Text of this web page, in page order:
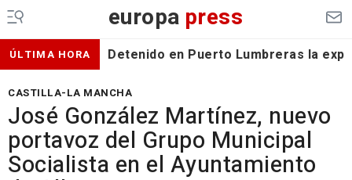
europa press
ÚLTIMA HORA Detenido en Puerto Lumbreras la
CASTILLA-LA MANCHA
José González Martínez, nuevo
portavoz del Grupo Municipal
Socialista en el Ayuntamiento